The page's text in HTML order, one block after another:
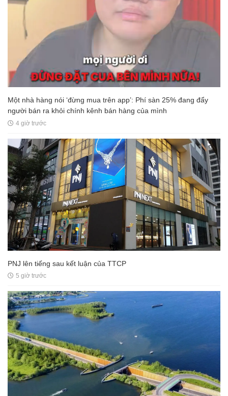
Một nhà hàng nói ‘đừng mua trên app’: Phí sàn 25% đang đẩy
người bán ra khỏi chính kênh bán hàng của mình
4 giờ trước
PNJ lên tiếng sau kết luận của TTCP
5 giờ trước